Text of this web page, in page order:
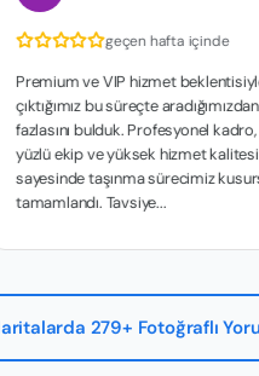
geçen hafta içinde
ve VIP hizmet beklentisiyle
bu süreçte aradığımızdan çok daha
bulduk. Profesyonel kadro, güler
ve yüksek hizmet kalitesi
taşınma sürecimiz kusursuz
Tavsiye...
279+ Fotoğraflı